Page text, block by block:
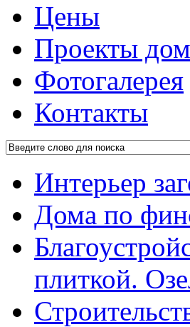
Цены
Проекты
Фотогалерея
Контакты
Интерьер
Дома по
плиткой.